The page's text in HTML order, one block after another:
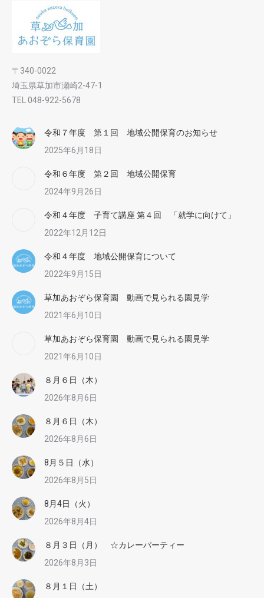
〒340-0022
埼玉県草加市瀬崎2-47-1
TEL 048-922-5678
令和７年度 第１回 地域公開保育のお知らせ
2025年6月18日
令和６年度 第２回 地域公開保育
2024年9月26日
令和４年度 子育て講座 第４回 「就学に向けて」
2022年12月12日
令和４年度 地域公開保育について
2022年9月15日
草加あおぞら保育園 動画で見られる園見学
2021年6月10日
草加あおぞら保育園 動画で見られる園見学
2021年6月10日
８月６日（木）
2026年8月6日
８月６日（木）
2026年8月6日
8月５日（水）
2026年8月5日
8月4日（火）
2026年8月4日
８月３日（月） ☆カレーパーティー
2026年8月3日
８月１日（土）